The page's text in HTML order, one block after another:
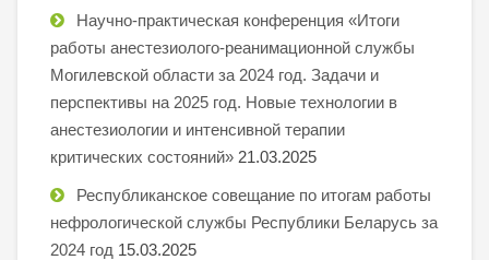
Научно-практическая конференция «Итоги
работы анестезиолого-реанимационной службы
Могилевской области за 2024 год. Задачи и
перспективы на 2025 год. Новые технологии в
анестезиологии и интенсивной терапии
критических состояний» 21.03.2025
Республиканское совещание по итогам работы
нефрологической службы Республики Беларусь за
2024 год 15.03.2025